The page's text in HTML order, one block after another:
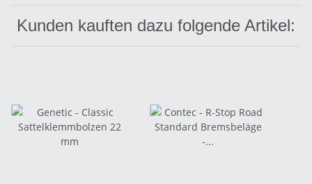
Kunden kauften dazu folgende Artikel: